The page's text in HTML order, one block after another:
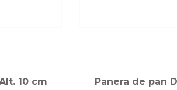
10 cm
Panera de pan